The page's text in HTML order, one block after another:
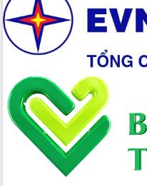
Phát huy vai trò của người có uy tín
trong phòng chống tảo hôn và hôn
nhân cận huyết thống
Nông sản Tây Nguyên thu hút doanh
Đắk Lắk định vị thương hiệu du lịch
“Biển – Rừng – Cà phê” trong không
gian phát triển mới
Hội nghị chia sẻ kinh nghiệm, chuyển
giao kỹ thuật y tế, định hướng phát
triển chuyên sâu đến 2030
Chuyển đổi số mở ra không gian phát